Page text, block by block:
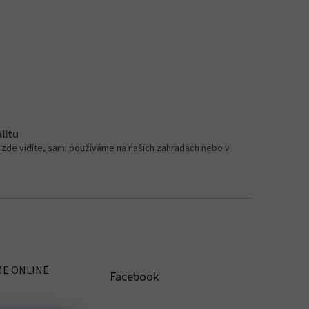
vidíte, sami používáme na našich zahradách nebo v
ONLINE Facebook